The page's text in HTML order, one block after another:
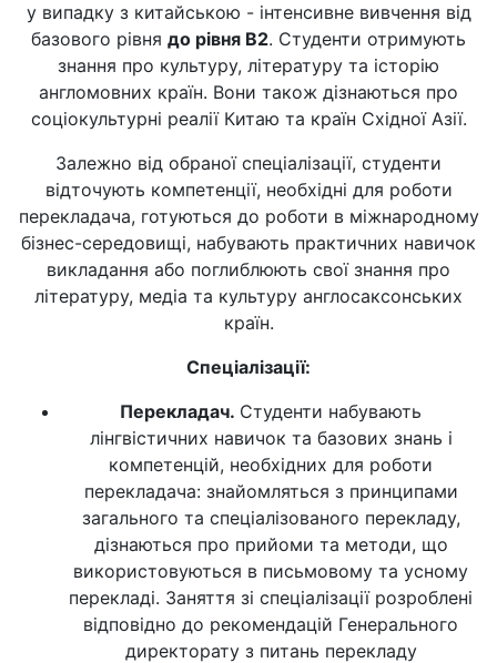
у випадку з китайською - інтенсивне вивчення від
базового рівня до рівня В2. Студенти отримують
знання про культуру, літературу та історію
англомовних країн. Вони також дізнаються про
соціокультурні реалії Китаю та країн Східної Азії.
Залежно від обраної спеціалізації, студенти
відточують компетенції, необхідні для роботи
перекладача, готуються до роботи в міжнародному
бізнес-середовищі, набувають практичних навичок
викладання або поглиблюють свої знання про
літературу, медіа та культуру англосаксонських
країн.
Спеціалізації:
Перекладач. Студенти набувають
лінгвістичних навичок та базових знань і
компетенцій, необхідних для роботи
перекладача: знайомляться з принципами
загального та спеціалізованого перекладу,
дізнаються про прийоми та методи, що
використовуються в письмовому та усному
перекладі. Заняття зі спеціалізації розроблені
відповідно до рекомендацій Генерального
директорату з питань перекладу